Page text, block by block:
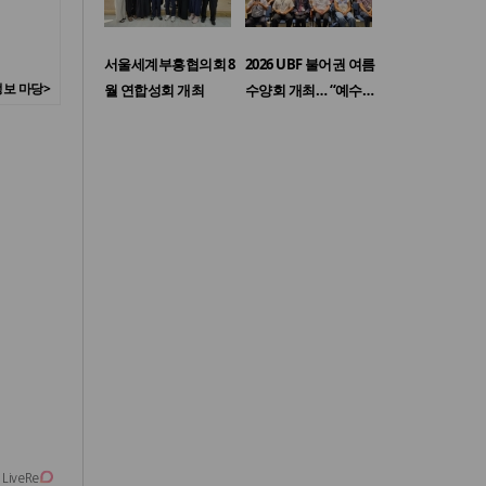
마당>
서울세계부흥협의회 8
월 연합성회 개최
2026 UBF 불어권 여름
수양회 개최… “예수…